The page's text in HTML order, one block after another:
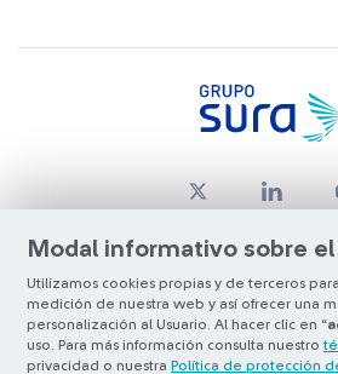
Modal informativo sobre el
Utilizamos cookies propias y de terceros
medición de nuestra web y así ofrecer una
personalización al Usuario. Al hacer clic en “
uso. Para más información consulta nuestro
privacidad o nuestra Política de protección
© Copyright Grupo